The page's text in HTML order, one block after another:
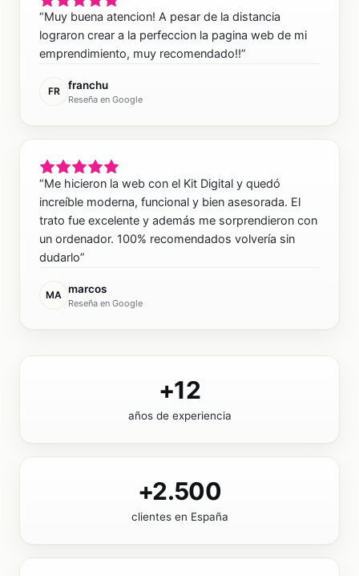
“Muy buena atencion! A pesar de la distancia
lograron crear a la perfeccion la pagina web de mi
emprendimiento, muy recomendado!!”
FR franchu
Reseña en Google
“Me hicieron la web con el Kit Digital y quedó
increíble moderna, funcional y bien asesorada. El
trato fue excelente y además me sorprendieron con
un ordenador. 100% recomendados volvería sin
dudarlo”
MA marcos
Reseña en Google
+12
años de experiencia
+2.500
clientes en España